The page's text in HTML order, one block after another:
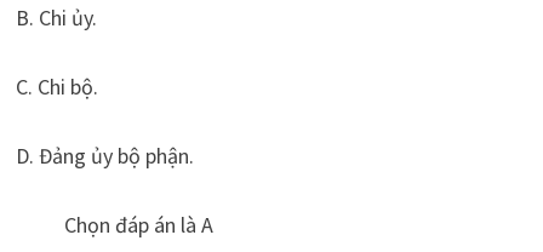
B. Chi ủy.
C. Chi bộ.
D. Đảng ủy bộ phận.
Chọn đáp án là A